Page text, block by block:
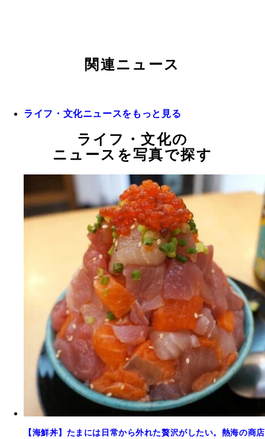
関連ニュース
ライフ・文化ニュースをもっと見る
ライフ・文化の
ニュースを写真で探す
【海鮮丼】たまには日常から外れた贅沢がしたい。熱海の商店